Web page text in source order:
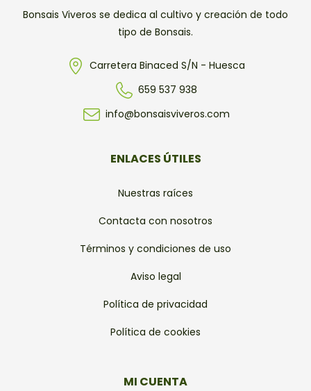
Bonsais Viveros se dedica al cultivo y creación de todo
tipo de Bonsais.
Carretera Binaced S/N - Huesca
659 537 938
info@bonsaisviveros.com
ENLACES ÚTILES
Nuestras raíces
Contacta con nosotros
Términos y condiciones de uso
Aviso legal
Política de privacidad
Política de cookies
MI CUENTA